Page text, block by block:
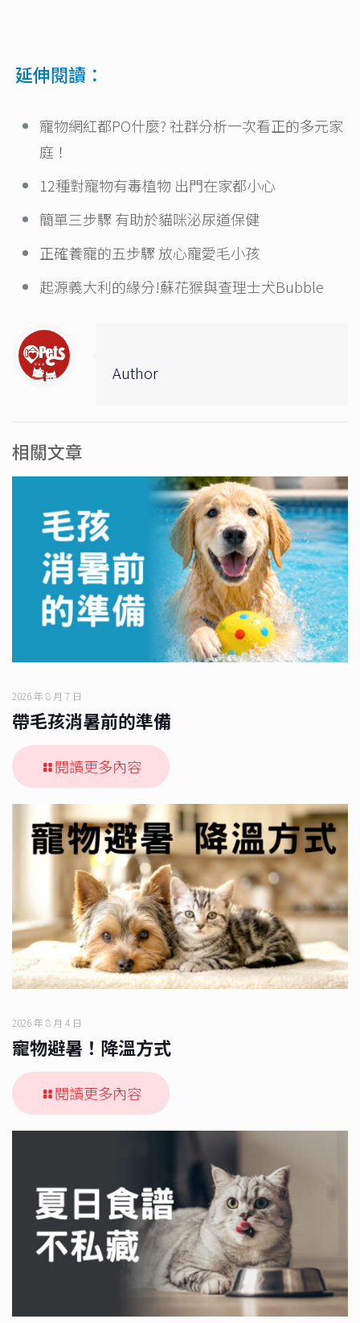
延伸閱讀：
寵物網紅都PO什麼? 社群分析一次看正的多元家
庭！
12種對寵物有毒植物 出門在家都小心
簡單三步驟 有助於貓咪泌尿道保健
正確養寵的五步驟 放心寵愛毛小孩
起源義大利的緣分!蘇花猴與查理士犬Bubble
Author
相關文章
2026 年 8 月 7 日
帶毛孩消暑前的準備
閱讀更多內容
2026 年 8 月 4 日
寵物避暑！降溫方式
閱讀更多內容